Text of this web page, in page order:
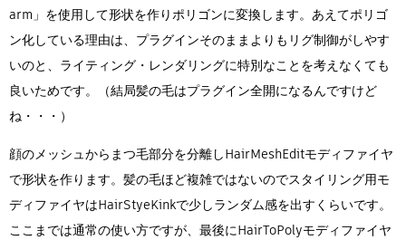
arm」を使用して形状を作りポリゴンに変換します。あえてポリゴ
ン化している理由は、プラグインそのままよりもリグ制御がしやす
いのと、ライティング・レンダリングに特別なことを考えなくても
良いためです。（結局髪の毛はプラグイン全開になるんですけど
ね・・・）
顔のメッシュからまつ毛部分を分離しHairMeshEditモディファイヤ
で形状を作ります。髪の毛ほど複雑ではないのでスタイリング用モ
ディファイヤはHairStyeKinkで少しランダム感を出すくらいです。
ここまでは通常の使い方ですが、最後にHairToPolyモディファイヤ